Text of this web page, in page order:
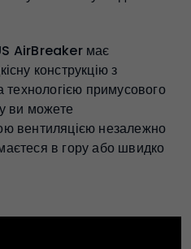
AirBreaker має
конструкцію з
технологією примусового
ви можете
вентиляцією незалежно
в гору або швидко